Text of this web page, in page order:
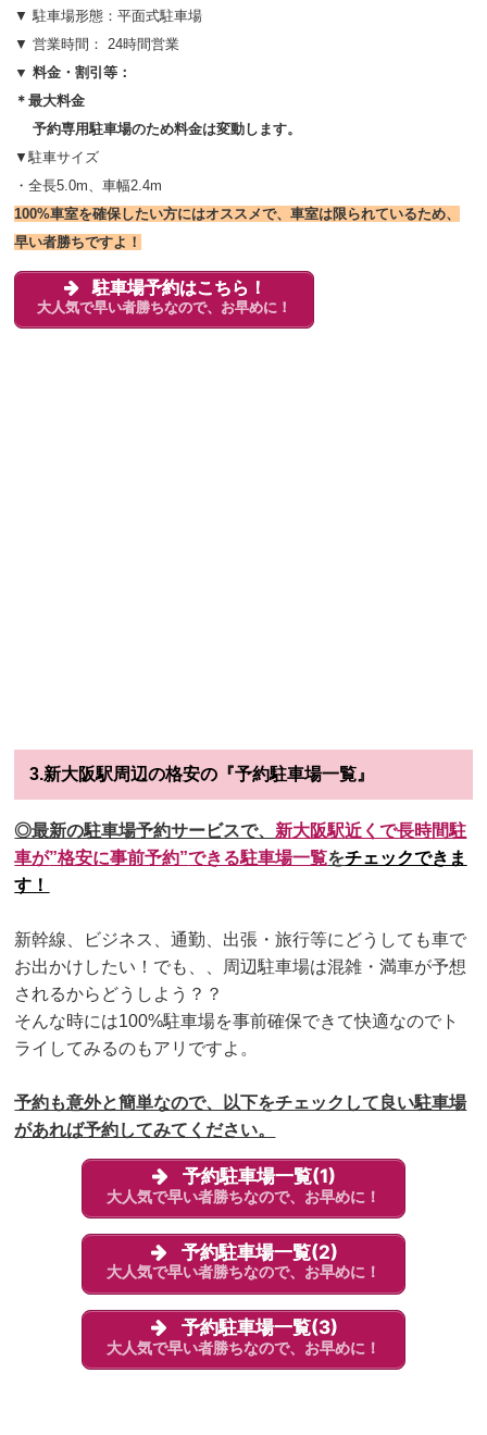
▼ 駐車場形態：平面式駐車場
▼ 営業時間： 24時間営業
▼ 料金・割引等：
＊最大料金
予約専用駐車場のため料金は変動します。
▼駐車サイズ
・全長5.0m、車幅2.4m
100%車室を確保したい方にはオススメで、車室は限られているため、
早い者勝ちですよ！
駐車場予約はこちら！
大人気で早い者勝ちなので、お早めに！
3.新大阪駅周辺の格安の『予約駐車場一覧』
◎最新の駐車場予約サービスで、 新大阪駅近くで長時間駐
車が”格安に事前予約”できる駐車場一覧をチェックできま
す！
新幹線、ビジネス、通勤、出張・旅行等にどうしても車で
お出かけしたい！でも、、周辺駐車場は混雑・満車が予想
されるからどうしよう？？
そんな時には100%駐車場を事前確保できて快適なのでト
ライしてみるのもアリですよ。
予約も意外と簡単なので、以下をチェックして良い駐車場
があれば予約してみてください。
予約駐車場一覧(1)
大人気で早い者勝ちなので、お早めに！
予約駐車場一覧(2)
大人気で早い者勝ちなので、お早めに！
予約駐車場一覧(3)
大人気で早い者勝ちなので、お早めに！